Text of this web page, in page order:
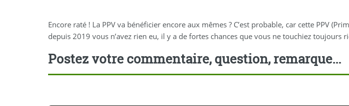
Encore raté ! La PPV va bénéficier encore aux mêmes ? C’est probable, car cette PPV
depuis 2019 vous n’avez rien eu, il y a de fortes chances que vous ne touchiez toujours
Postez votre commentaire, question, remarque...